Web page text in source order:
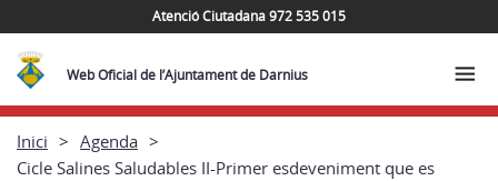
Atenció Ciutadana 972 535 015
Web Oficial de l’Ajuntament de Darnius
Inici
Agenda
Cicle Salines Saludables II-Primer esdeveniment que es